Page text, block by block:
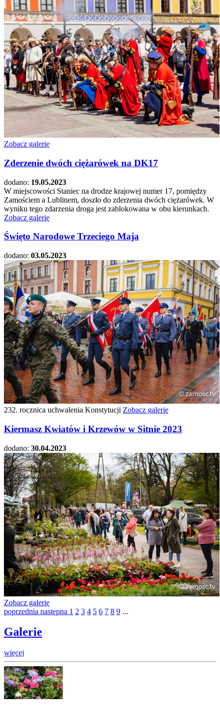
Zobacz galerię
Zderzenie dwóch ciężarówek na DK17
dodano: 19.05.2023
W miejscowości Staniec na drodze krajowej numer 17, pomiędzy
Zamościem a Lublinem, doszło do zderzenia dwóch ciężarówek. W
wyniku tego zdarzenia droga jest zablokowana w obu kierunkach.
Zobacz galerię
Święto Narodowe Trzeciego Maja
dodano: 03.05.2023
232. rocznica uchwalenia Konstytucji Zobacz galerię
Kiermasz Kwiatów i Krzewów w Sitnie 2023
dodano: 30.04.2023
Zobacz galerię
poprzednia następna 1 2 3 4 5 6 7 8 9 ...
Galerie
więcej